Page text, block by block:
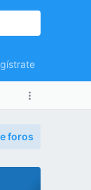
foros